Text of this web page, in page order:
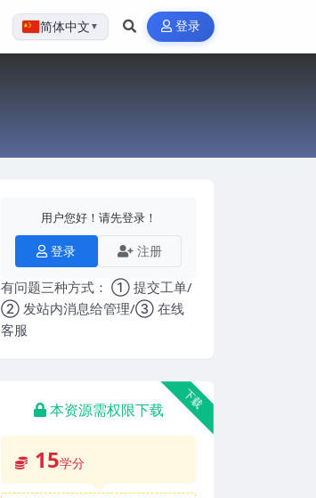
简体中文 ▼ 登录
用户您好！请先登录！
登录 注册
有问题三种方式： ① 提交工单/
② 发站内消息给管理/③ 在线
客服
下载
本资源需权限下载
15学分